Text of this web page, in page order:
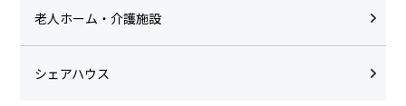
老人ホーム・介護施設
シェアハウス